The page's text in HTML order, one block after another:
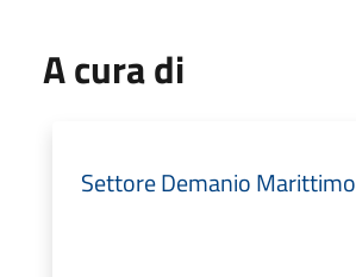
A cura di
Settore Demanio Marittimo